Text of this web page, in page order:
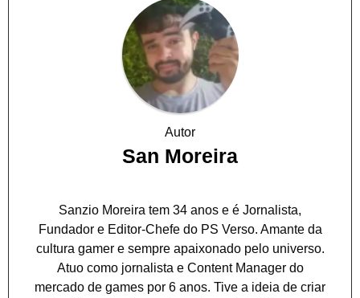
Autor
San Moreira
Sanzio Moreira tem 34 anos e é Jornalista,
Fundador e Editor-Chefe do PS Verso. Amante da
cultura gamer e sempre apaixonado pelo universo.
Atuo como jornalista e Content Manager do
mercado de games por 6 anos. Tive a ideia de criar